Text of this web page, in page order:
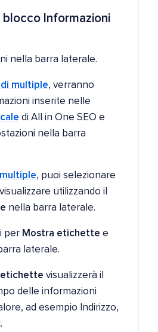
blocco Informazioni
nella barra laterale.
multiple, verranno
inserite nelle
di All in One SEO e
nella barra
, puoi selezionare
utilizzando il
nella barra laterale.
per Mostra etichette e
laterale.
etichette visualizzerà il
delle informazioni
ad esempio Indirizzo,